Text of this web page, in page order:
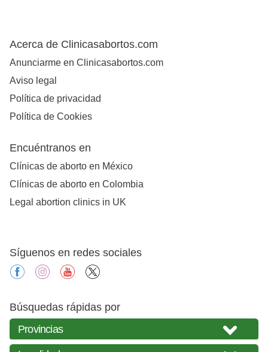
Acerca de Clinicasabortos.com
Anunciarme en Clinicasabortos.com
Aviso legal
Política de privacidad
Política de Cookies
Encuéntranos en
Clínicas de aborto en México
Clínicas de aborto en Colombia
Legal abortion clinics in UK
Síguenos en redes sociales
facebookinstagramyoutube
Búsquedas rápidas por